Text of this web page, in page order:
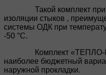
Такой комплект
изоляции стыков ,
системы ОДК при
-50 °C.
Комплект «ТЕПЛО-8»
наиболее бюджетный
наружной прокладки.